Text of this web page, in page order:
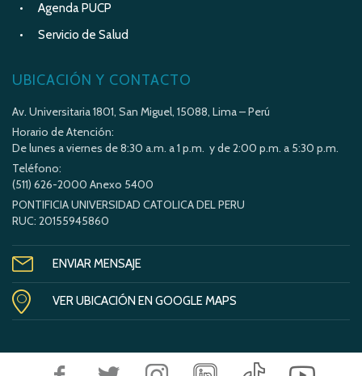
Agenda PUCP
Servicio de Salud
UBICACIÓN Y CONTACTO
Av. Universitaria 1801, San Miguel, 15088, Lima – Perú
Horario de Atención:
De lunes a viernes de 8:30 a.m. a 1 p.m. y de 2:00 p.m. a 5:30 p.m.
Teléfono:
(511) 626-2000 Anexo 5400
PONTIFICIA UNIVERSIDAD CATOLICA DEL PERU
RUC: 20155945860
ENVIAR MENSAJE
VER UBICACIÓN EN GOOGLE MAPS